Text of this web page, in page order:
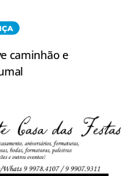
caminhão e